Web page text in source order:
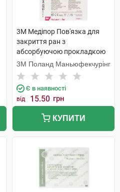
3M Медіпор Пов'язка для
закриття ран з
абсорбуючою прокладкою
розмір 6 см х 10 см 1 шт
3M Поланд Маньюфекчурінг
Є в наявності
від 15.50 грн
КУПИТИ